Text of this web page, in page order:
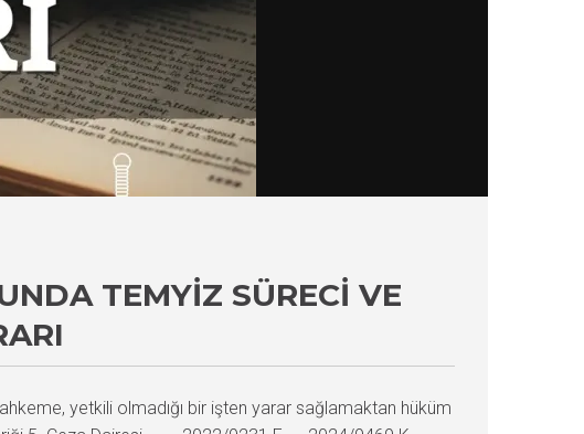
TEMYIZ SÜRECI VE
yetkili olmadığı bir işten yarar sağlamaktan hüküm